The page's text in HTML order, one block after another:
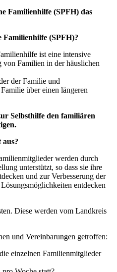
Familienhilfe (SPFH) das
Familienhilfe (SPFH)?
ist eine intensive
Familien in der häuslichen
der Familie und
über einen längeren
Selbsthilfe den familiären
aus?
werden durch
unterstützt, so dass sie ihre
und zur Verbesserung der
entdecken
Diese werden vom Landkreis
und Vereinbarungen getroffen:
einzelnen Familienmitglieder